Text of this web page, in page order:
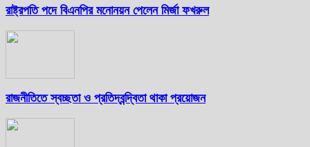
রাষ্ট্রপতি পদে বিএনপির মনোনয়ন পেলেন মির্জা ফখরুল
রাজনীতিতে স্বচ্ছতা ও প্রতিদ্বন্দ্বিতা থাকা প্রয়োজন